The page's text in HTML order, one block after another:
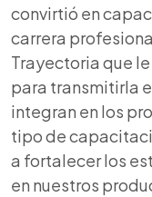
convirtió en
carrera
Trayectoria que
para transmitirla
integran en los
tipo de
a fortalecer los
en nuestros